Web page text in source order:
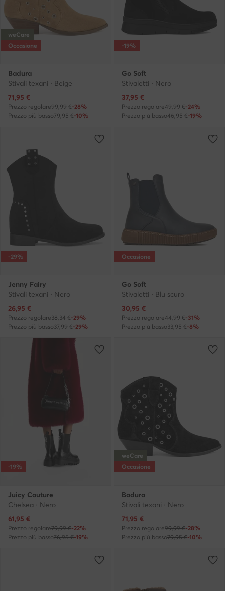
weCare
Occasione
Badura
Stivali texani · Beige
Prezzo attuale
71,95 €
Prezzo regolare99,99 €-28%
Prezzo più basso79,95 €-10%
-19%
Go Soft
Stivaletti · Nero
Prezzo attuale
37,95 €
Prezzo regolare49,99 €-24%
Prezzo più basso46,95 €-19%
-29%
Jenny Fairy
Stivali texani · Nero
Prezzo attuale
26,95 €
Prezzo regolare38,34 €-29%
Prezzo più basso37,99 €-29%
Occasione
Go Soft
Stivaletti · Blu scuro
Prezzo attuale
30,95 €
Prezzo regolare44,99 €-31%
Prezzo più basso33,95 €-8%
-19%
Juicy Couture
Chelsea · Nero
Prezzo attuale
61,95 €
Prezzo regolare79,99 €-22%
Prezzo più basso76,95 €-19%
weCare
Occasione
Badura
Stivali texani · Nero
Prezzo attuale
71,95 €
Prezzo regolare99,99 €-28%
Prezzo più basso79,95 €-10%